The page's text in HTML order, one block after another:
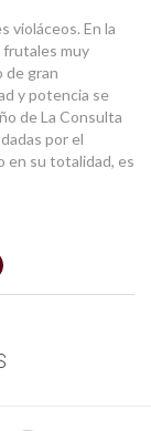
violáceos. En la
frutales muy
de gran
y potencia se
de La Consulta
por el
en su totalidad, es